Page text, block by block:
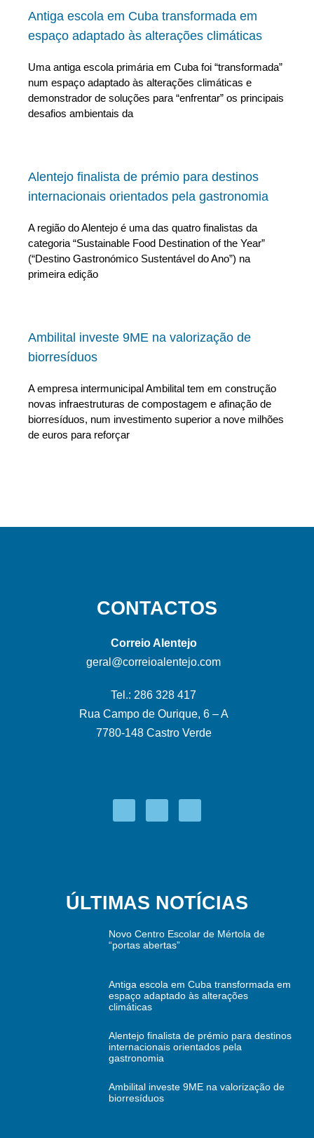
Antiga escola em Cuba transformada em
espaço adaptado às alterações climáticas
Uma antiga escola primária em Cuba foi “transformada”
num espaço adaptado às alterações climáticas e
demonstrador de soluções para “enfrentar” os principais
desafios ambientais da
Alentejo finalista de prémio para destinos
internacionais orientados pela gastronomia
A região do Alentejo é uma das quatro finalistas da
categoria “Sustainable Food Destination of the Year”
(“Destino Gastronómico Sustentável do Ano”) na
primeira edição
Ambilital investe 9ME na valorização de
biorresíduos
A empresa intermunicipal Ambilital tem em construção
novas infraestruturas de compostagem e afinação de
biorresíduos, num investimento superior a nove milhões
de euros para reforçar
CONTACTOS
Correio Alentejo
geral@correioalentejo.com
Tel.: 286 328 417
Rua Campo de Ourique, 6 – A
7780-148 Castro Verde
ÚLTIMAS NOTÍCIAS
Novo Centro Escolar de Mértola de
“portas abertas”
Antiga escola em Cuba transformada em
espaço adaptado às alterações
climáticas
Alentejo finalista de prémio para destinos
internacionais orientados pela
gastronomia
Ambilital investe 9ME na valorização de
biorresíduos